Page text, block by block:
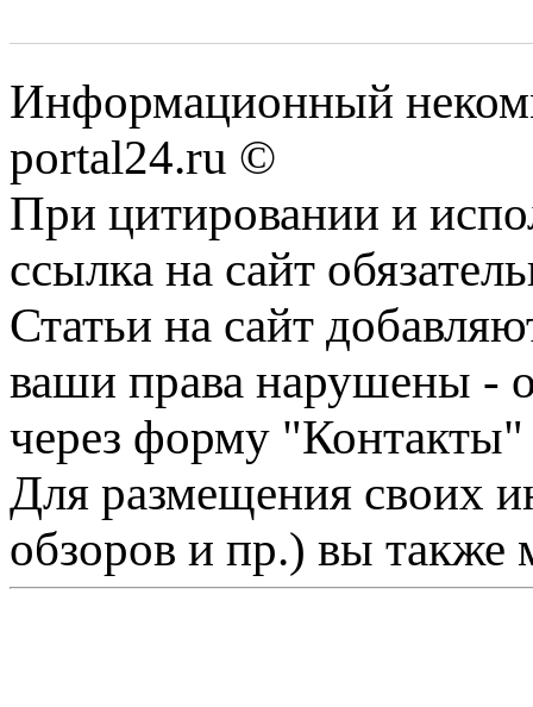
Информационный
portal24.ru ©
При цитировании и
ссылка на сайт
Статьи на сайт
ваши права нарушены -
через форму "Контакты"
Для размещения своих
обзоров и пр.) вы также